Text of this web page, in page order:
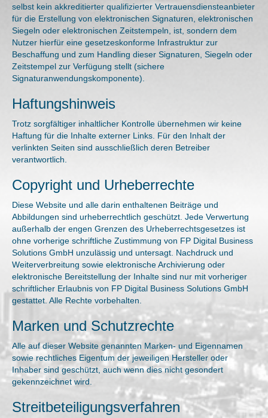
selbst kein akkreditierter qualifizierter Vertrauensdiensteanbieter
für die Erstellung von elektronischen Signaturen, elektronischen
Siegeln oder elektronischen Zeitstempeln, ist, sondern dem
Nutzer hierfür eine gesetzeskonforme Infrastruktur zur
Beschaffung und zum Handling dieser Signaturen, Siegeln oder
Zeitstempel zur Verfügung stellt (sichere
Signaturanwendungskomponente).
Haftungshinweis
Trotz sorgfältiger inhaltlicher Kontrolle übernehmen wir keine
Haftung für die Inhalte externer Links. Für den Inhalt der
verlinkten Seiten sind ausschließlich deren Betreiber
verantwortlich.
Copyright und Urheberrechte
Diese Website und alle darin enthaltenen Beiträge und
Abbildungen sind urheberrechtlich geschützt. Jede Verwertung
außerhalb der engen Grenzen des Urheberrechtsgesetzes ist
ohne vorherige schriftliche Zustimmung von FP Digital Business
Solutions GmbH unzulässig und untersagt. Nachdruck und
Weiterverbreitung sowie elektronische Archivierung oder
elektronische Bereitstellung der Inhalte sind nur mit vorheriger
schriftlicher Erlaubnis von FP Digital Business Solutions GmbH
gestattet. Alle Rechte vorbehalten.
Marken und Schutzrechte
Alle auf dieser Website genannten Marken- und Eigennamen
sowie rechtliches Eigentum der jeweiligen Hersteller oder
Inhaber sind geschützt, auch wenn dies nicht gesondert
gekennzeichnet wird.
Streitbeteiligungsverfahren